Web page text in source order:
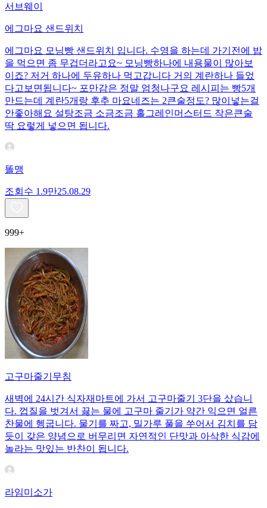
서브웨이
에그마요 샌드위치
에그마요 모닝빵 샌드위치 입니다. 수영을 하는데 가기전에 밥
을 먹으면 좀 무겁더라고요~ 모닝빵하나에 내용물이 많아보
이죠? 저거 하나에 두유하나 먹고갑니다 거의 계란하나 들었
다고보면됩니다~ 포만감은 정말 엄청나구요 레시피는 빵5개
만드는데 계란5개랑 후추 마요네즈는 2큰술정도? 많이넣는걸
안좋아해요 설탕조금 소금조금 홀그레인머스터드 작은큰술
딱 요렇게 넣으면 됩니다.
똘맹
조회수 1.9만25.08.29
999+
고구마줄기무침
새벽에 24시간 식자재마트에 가서 고구마줄기 3단을 샀습니
다. 껍질을 벗겨서 끓는 물에 고구마 줄기가 약간 익으면 얼른
찬물에 헹굽니다. 물기를 짜고, 밀가루 풀을 쑤어서 김치를 담
듯이 갖은 양념으로 버무리면 자연적인 단맛과 아삭한 식감에
놀라는 맛있는 반찬이 됩니다.
라임미소가